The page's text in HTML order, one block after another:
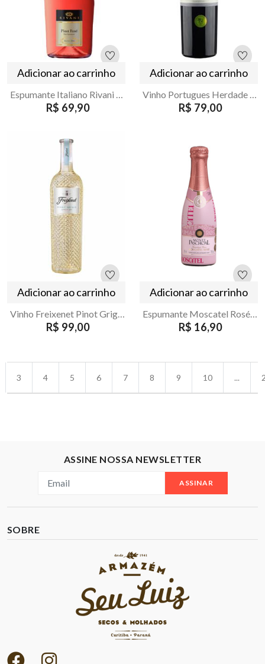
Adicionar ao carrinho
R$ 69,90
Adicionar ao carrinho
R$ 79,00
Adicionar ao carrinho
Vinho Freixenet Pinot Grigio D.O.C Branco Seco 750ml
R$ 99,00
Adicionar ao carrinho
Espumante Moscatel Rosé Monte Paschoal Baby 187ml
R$ 16,90
3 4 5 6 7 8 9 10 ...
ASSINE NOSSA NEWSLETTER
ASSINAR
SOBRE